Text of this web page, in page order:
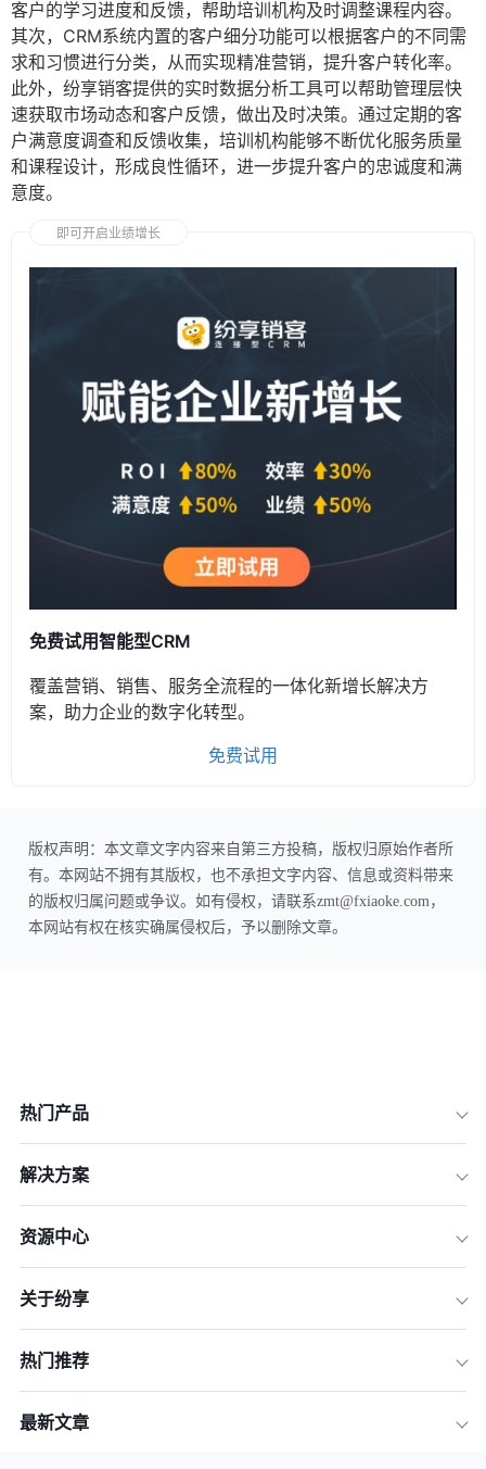
客户的学习进度和反馈，帮助培训机构及时调整课程内容。
其次，CRM系统内置的客户细分功能可以根据客户的不同需
求和习惯进行分类，从而实现精准营销，提升客户转化率。
此外，纷享销客提供的实时数据分析工具可以帮助管理层快
速获取市场动态和客户反馈，做出及时决策。通过定期的客
户满意度调查和反馈收集，培训机构能够不断优化服务质量
和课程设计，形成良性循环，进一步提升客户的忠诚度和满
意度。
即可开启业绩增长
免费试用智能型CRM
覆盖营销、销售、服务全流程的一体化新增长解决方
案，助力企业的数字化转型。
免费试用
版权声明：本文章文字内容来自第三方投稿，版权归原始作者所
有。本网站不拥有其版权，也不承担文字内容、信息或资料带来
的版权归属问题或争议。如有侵权，请联系zmt@fxiaoke.com，
本网站有权在核实确属侵权后，予以删除文章。
热门产品
解决方案
资源中心
关于纷享
热门推荐
最新文章